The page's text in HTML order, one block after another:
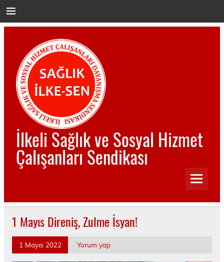
geç
İlkeli Sağlık ve Sosyal Hizmet
Çalışanları Sendikası
İlkeli Sağlık ve Sosyal Hizmet Çalışanları Sendikası
1 Mayıs Direniş, Zulme İsyan!
1 Mayıs 2022 Yorum yap